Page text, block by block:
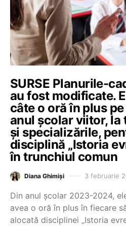
SURSE Planurile-
au fost modificate.
câte o oră în plus
anul școlar viitor,
și specializările,
disciplină „Istoria
în trunchiul comun
Diana Ghimiși 3 februarie
Din anul școlar 2023-2024,
avea o oră în plus în fiecare
alocată disciplinei „Istoria